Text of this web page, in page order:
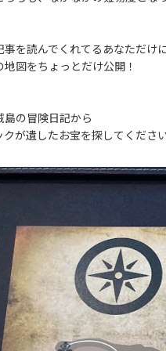
事を読んでくれてるあなただけ
図をちょっとだけ公開！
島の冒険日記から
クが遺したお宝を探してくださ